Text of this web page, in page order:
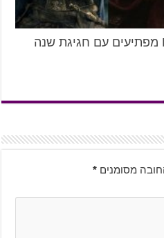
יוצרי המשחק Elden Ring מפתיעים עם חגיגת שנה
מסומנים *